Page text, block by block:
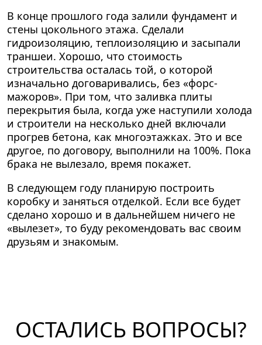
В конце прошлого года залили фундамент и
стены цокольного этажа. Сделали
гидроизоляцию, теплоизоляцию и засыпали
траншеи. Хорошо, что стоимость
строительства осталась той, о которой
изначально договаривались, без «форс-
мажоров». При том, что заливка плиты
перекрытия была, когда уже наступили холода
и строители на несколько дней включали
прогрев бетона, как многоэтажках. Это и все
другое, по договору, выполнили на 100%. Пока
брака не вылезало, время покажет.
В следующем году планирую построить
коробку и заняться отделкой. Если все будет
сделано хорошо и в дальнейшем ничего не
«вылезет», то буду рекомендовать вас своим
друзьям и знакомым.
ОСТАЛИСЬ ВОПРОСЫ?